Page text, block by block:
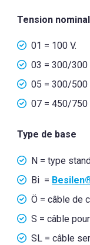
Tension
01 = 100 V.
03 = 300/300
05 = 300/500
07 = 450/750
Type de base
N = type
Bi =
Ö = câble de
S = câble
SL = câble